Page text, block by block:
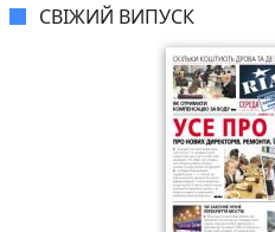
СВІЖИЙ ВИПУСК